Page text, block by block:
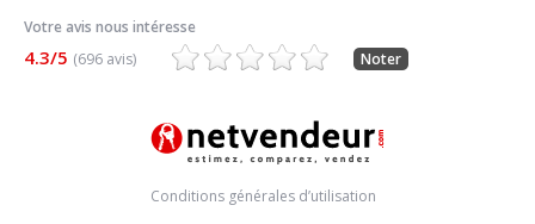
Votre avis nous intéresse
4.3/5 (696 avis) Noter
Conditions générales d’utilisation